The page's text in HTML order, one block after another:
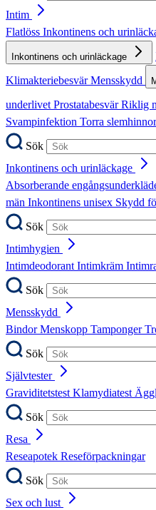
Intim
Flatlöss Inkontinens och
Inkontinens och urinläckage
KlimakteriebesvärMensskydd
underlivetProstatabesvärRiklig
Svampinfektion Torra
Sök
Inkontinens och urinläckage
Absorberande
män Inkontinens unisex Skydd
Sök
Intimhygien
IntimdeodorantIntimkräm
Sök
Mensskydd
BindorMenskopp Tamponger
Sök
Självtester
GraviditetstestKlamydiatest
Sök
Resa
Reseapotek Reseförpackningar
Sök
Sex och lust